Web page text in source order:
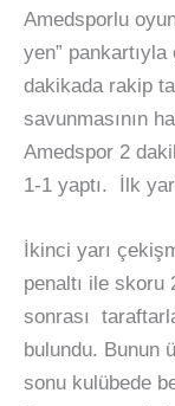
Amedsporlu
yen” pankartıyla
dakikada rakip
savunmasının
Amedspor 2
1-1 yaptı. İlk
İkinci yarı
penaltı ile skoru
sonrası
bulundu. Bunun
sonu kulübede